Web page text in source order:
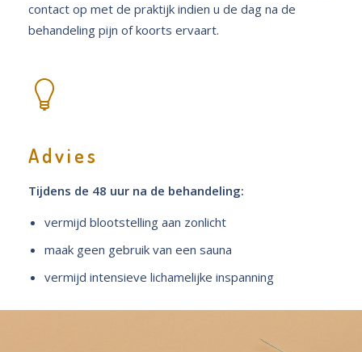
contact op met de praktijk indien u de dag na de
behandeling pijn of koorts ervaart.
Advies
Tijdens de 48 uur na de behandeling:
vermijd blootstelling aan zonlicht
maak geen gebruik van een sauna
vermijd intensieve lichamelijke inspanning